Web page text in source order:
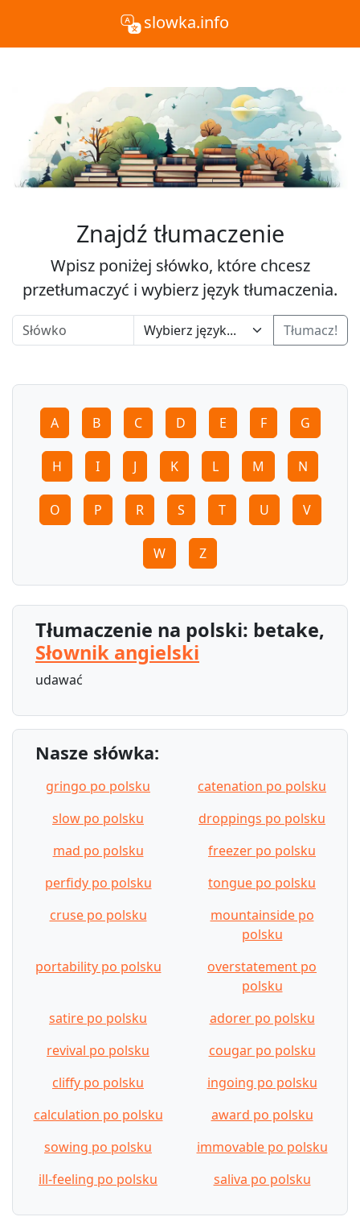
slowka.info
Znajdź tłumaczenie
Wpisz poniżej słówko, które chcesz
przetłumaczyć i wybierz język tłumaczenia.
Tłumacz!
A B C D E F G
H I J K L M N
O P R S T U V
W Z
Tłumaczenie na polski: betake,
Słownik angielski
udawać
Nasze słówka:
gringo po polsku
catenation po polsku
slow po polsku
droppings po polsku
mad po polsku
freezer po polsku
perfidy po polsku
tongue po polsku
cruse po polsku
mountainside po
polsku
portability po polsku
overstatement po
polsku
satire po polsku
adorer po polsku
revival po polsku
cougar po polsku
cliffy po polsku
ingoing po polsku
calculation po polsku
award po polsku
sowing po polsku
immovable po polsku
ill-feeling po polsku
saliva po polsku